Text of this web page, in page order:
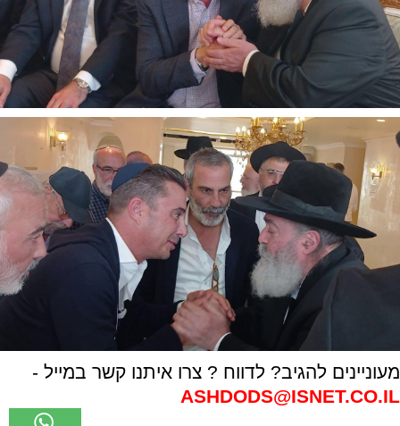
מעוניינים להגיב? לדווח ? צרו איתנו קשר במייל -
ASHDODS@ISNET.CO.IL